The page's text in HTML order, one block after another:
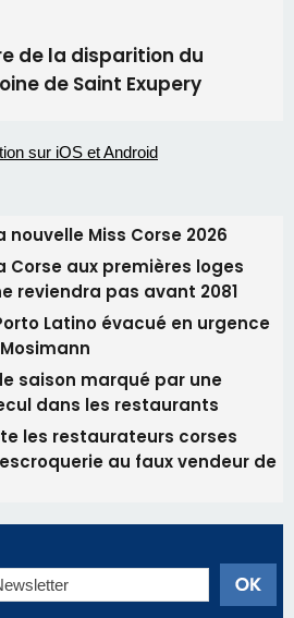
de Saint Exupery
Miss Corse 2026
Corse aux premières loges
reviendra pas avant 2081
Latino évacué en urgence
saison marqué par une
dans les restaurants
les restaurateurs corses